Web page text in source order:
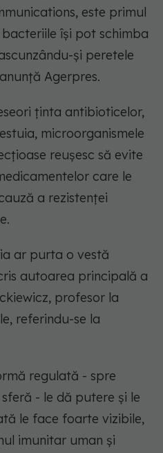
este primul
îşi pot schimba
şi peretele
Agerpres.
ţinta antibioticelor,
microorganismele
reuşesc să evite
care le
a rezistenţei
ar purta o vestă
autoarea principală a
profesor la
referindu-se la
regulată - spre
- le dă putere şi le
le face foarte vizibile,
imunitar uman şi